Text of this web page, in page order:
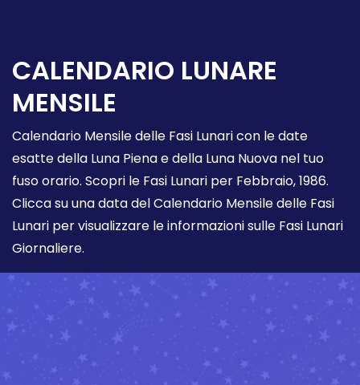
CALENDARIO LUNARE
MENSILE
Calendario Mensile delle Fasi Lunari con le date
esatte della Luna Piena e della Luna Nuova nel tuo
fuso orario. Scopri le Fasi Lunari per Febbraio, 1986.
Clicca su una data del Calendario Mensile delle Fasi
Lunari per visualizzare le informazioni sulle Fasi Lunari
Giornaliere.